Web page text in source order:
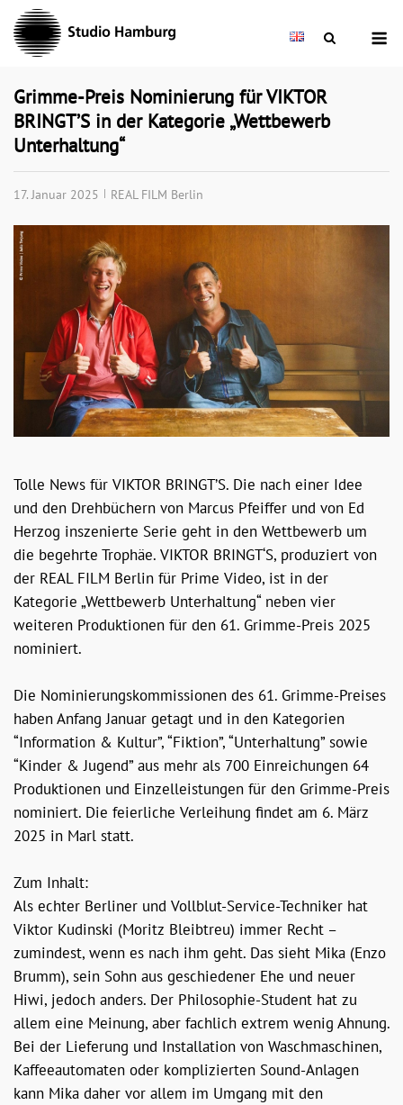
Skip
content
Grimme-Preis Nominierung für VIKTOR
BRINGT’S in der Kategorie „Wettbewerb
Unterhaltung“
17. Januar 2025 REAL FILM Berlin
Tolle News für VIKTOR BRINGT’S. Die nach einer Idee
und den Drehbüchern von Marcus Pfeiffer und von Ed
Herzog inszenierte Serie geht in den Wettbewerb um
die begehrte Trophäe. VIKTOR BRINGT‘S, produziert von
der REAL FILM Berlin für Prime Video, ist in der
Kategorie „Wettbewerb Unterhaltung“ neben vier
weiteren Produktionen für den 61. Grimme-Preis 2025
nominiert.
Die Nominierungskommissionen des 61. Grimme-Preises
haben Anfang Januar getagt und in den Kategorien
“Information & Kultur”, “Fiktion”, “Unterhaltung” sowie
“Kinder & Jugend” aus mehr als 700 Einreichungen 64
Produktionen und Einzelleistungen für den Grimme-Preis
nominiert. Die feierliche Verleihung findet am 6. März
2025 in Marl statt.
Zum Inhalt:
Als echter Berliner und Vollblut-Service-Techniker hat
Viktor Kudinski (Moritz Bleibtreu) immer Recht –
zumindest, wenn es nach ihm geht. Das sieht Mika (Enzo
Brumm), sein Sohn aus geschiedener Ehe und neuer
Hiwi, jedoch anders. Der Philosophie-Student hat zu
allem eine Meinung, aber fachlich extrem wenig Ahnung.
Bei der Lieferung und Installation von Waschmaschinen,
Kaffeeautomaten oder komplizierten Sound-Anlagen
kann Mika daher vor allem im Umgang mit den